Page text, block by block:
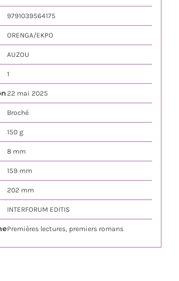
9791039564175
ORENGA/EKPO
AUZOU
1
22 mai 2025
Broché
150 g
8 mm
159 mm
202 mm
INTERFORUM EDITIS
Premières lectures, premiers romans